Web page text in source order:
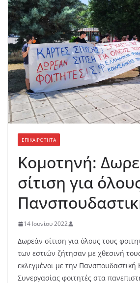
ΕΠΙΚΑΙΡΟΤΗΤΑ
Κομοτηνή:
σίτιση για
14 Ιουνίου 2022
Δωρεάν σίτιση για όλους τους
των εστιών ζήτησαν με χθεσινή
εκλεγμένοι με την Πανσπουδαστική
Συνεργασίας φοιτητές στα